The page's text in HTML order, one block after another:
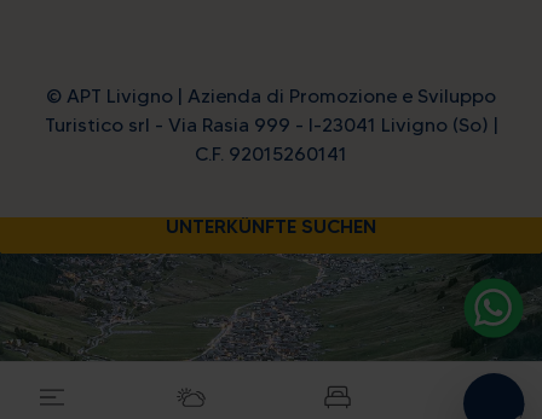
© APT Livigno | Azienda di Promozione e Sviluppo
Turistico srl - Via Rasia 999 - I-23041 Livigno (So) |
C.F. 92015260141
Alpine energy at the highest
level
UNTERKÜNFTE SUCHEN